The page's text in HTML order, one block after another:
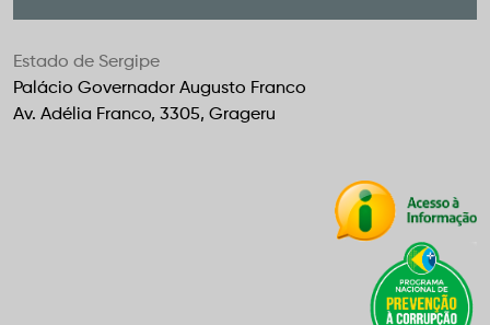
Estado de Sergipe
Palácio Governador Augusto Franco
Av. Adélia Franco, 3305, Grageru